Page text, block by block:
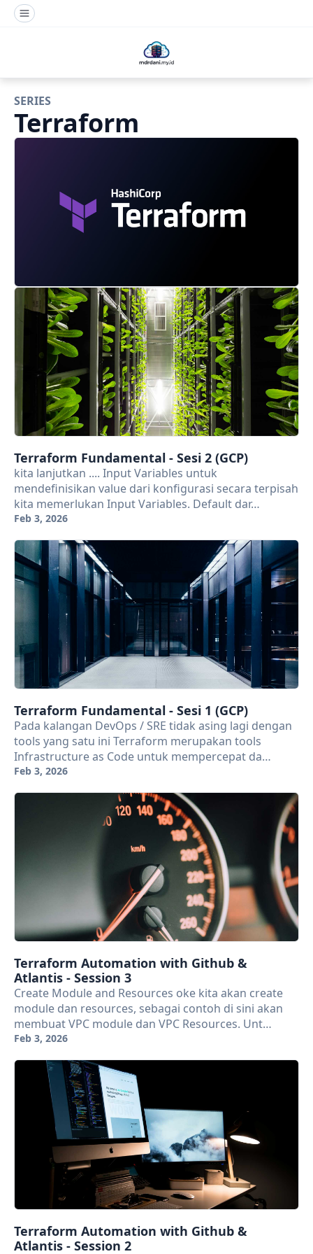
SERIES
Terraform
Terraform Fundamental - Sesi 2 (GCP)
kita lanjutkan .... Input Variables untuk
mendefinisikan value dari konfigurasi secara terpisah
kita memerlukan Input Variables. Default dar…
Feb 3, 2026
Terraform Fundamental - Sesi 1 (GCP)
Pada kalangan DevOps / SRE tidak asing lagi dengan
tools yang satu ini Terraform merupakan tools
Infrastructure as Code untuk mempercepat da…
Feb 3, 2026
Terraform Automation with Github &
Atlantis - Session 3
Create Module and Resources oke kita akan create
module dan resources, sebagai contoh di sini akan
membuat VPC module dan VPC Resources. Unt…
Feb 3, 2026
Terraform Automation with Github &
Atlantis - Session 2